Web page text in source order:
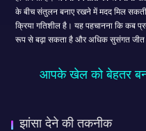
के बीच संतुलन बनाए रखने में मदद मिल सकती है। तीन पत्ती में, भाग्य और कौशल के बीच परस्पर
क्रिया गतिशील है। यह पहचानना कि कब प्रत्येक पर भरोसा करना है, आपके गेमप्ले को महत्वपूर्ण
आपके खेल को बेहतर
झांसा देने की तकनीक